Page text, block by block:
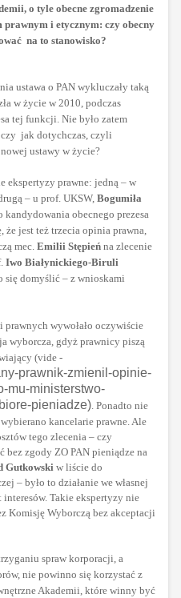
o tyle obecne zgromadzenie
prawnym i etycznym: czy obecny
na to stanowisko?
ustawa o PAN wykluczały taką
w życie w 2010, podczas
tej funkcji. Nie było zatem
jak dotychczas, czyli
ustawy w życie?
ekspertyzy prawne: jedną – w
– u prof. UKSW, Bogumiła
kandydowania obecnego prezesa
że jest też trzecia opinia prawna,
mec. Emilii Stępień na zlecenie
Iwo Białynickiego-Biruli
się domyślić – z wnioskami
wywołało oczywiście
wyborcza, gdyż prawnicy piszą
(vide -
prawnik-zmienil-opinie-
mu-ministerstwo-
pieniadze). Ponadto nie
kancelarie prawne. Ale
tego zlecenia – czy
bez zgody ZO PAN pieniądze na
Gutkowski w liście do
– było to działanie we własnej
Takie ekspertyzy nie
Komisję Wyborczą bez akceptacji
spraw korporacji, a
nie powinno się korzystać z
Akademii, które winny być